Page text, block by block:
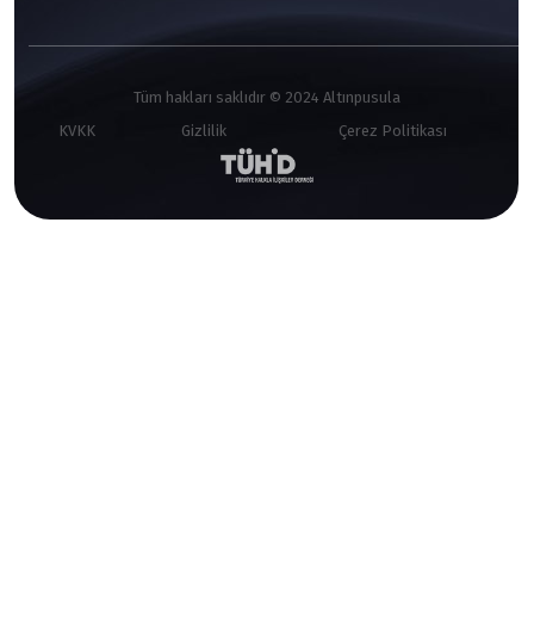
Tüm hakları saklıdır © 2024 Altınpusula
KVKK
Gizlilik Çerez Politikası